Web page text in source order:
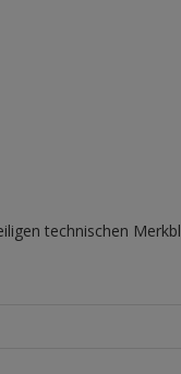
technischen